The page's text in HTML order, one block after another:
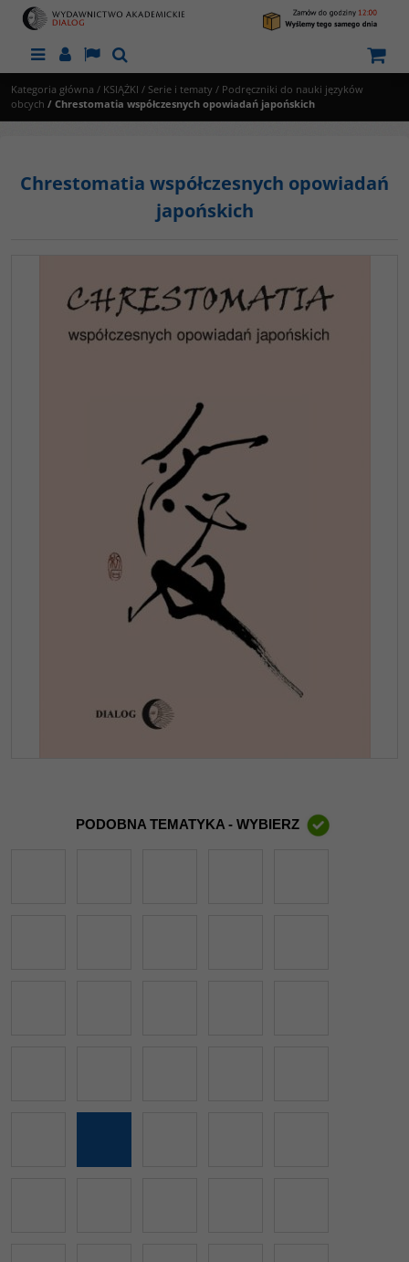
MenuPanelLangSzukaj
Kategoria główna / KSIĄŻKI / Serie i tematy / Podręczniki do nauki języków
obcych / Chrestomatia współczesnych opowiadań japońskich
Chrestomatia współczesnych opowiadań
japońskich
PODOBNA TEMATYKA - WYBIERZ